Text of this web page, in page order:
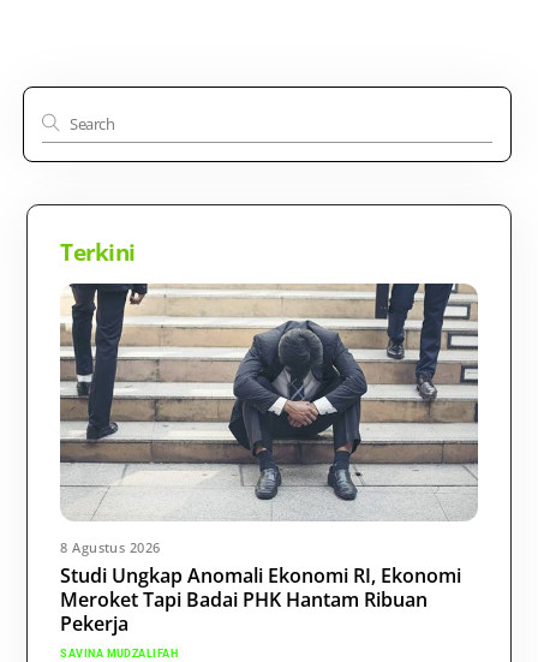
Terkini
8 Agustus 2026
Studi Ungkap Anomali Ekonomi RI, Ekonomi
Meroket Tapi Badai PHK Hantam Ribuan
Pekerja
SAVINA MUDZALIFAH